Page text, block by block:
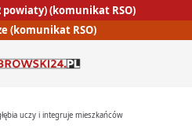
powiaty) (komunikat RSO)
(komunikat RSO)
uczy i integruje mieszkańców